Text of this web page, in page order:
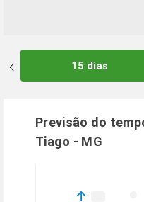
15 dias
Previsão do
Tiago - MG